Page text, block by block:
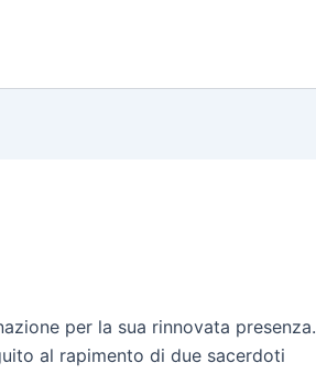
per la sua rinnovata presenza.
al rapimento di due sacerdoti